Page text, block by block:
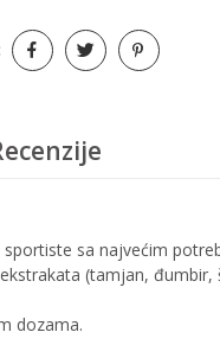
sa najvećim
(tamjan, đumbir,
dozama.